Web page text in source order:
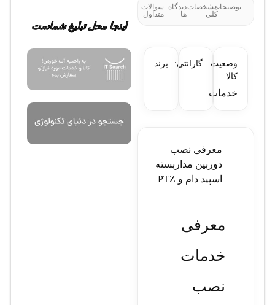
توضیحاتمشخصات
کلی
دیدگاه
ها
سوالات
متداول
وضعیت
کالا:
خدمات
گارانتی:
برند
:
معرفی نصب
دوربين مداربسته
اسپيد دام و PTZ
معرفی
خدمات
نصب
اینجا محل تبلیغ شماست